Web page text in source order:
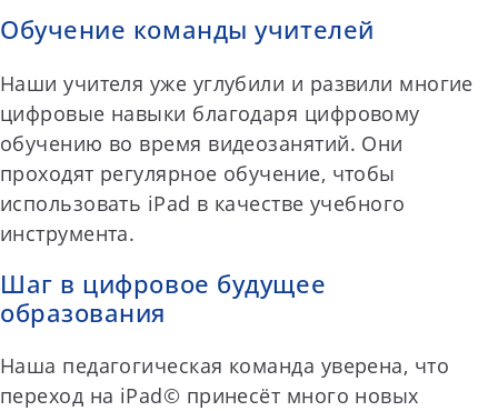
Обучение команды учителей
Наши учителя уже углубили и развили многие
цифровые навыки благодаря цифровому
обучению во время видеозанятий. Они
проходят регулярное обучение, чтобы
использовать iPad в качестве учебного
инструмента.
Шаг в цифровое будущее
образования
Наша педагогическая команда уверена, что
переход на iPad© принесёт много новых